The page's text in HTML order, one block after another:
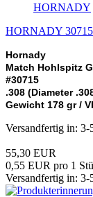
HORNADY
HORNADY
Hornady
Match Hohlspitz
#30715
.308 (Diameter
Gewicht 178 gr /
Versandfertig in: 3-
55,30 EUR
0,55 EUR pro 1
Versandfertig in: 3-